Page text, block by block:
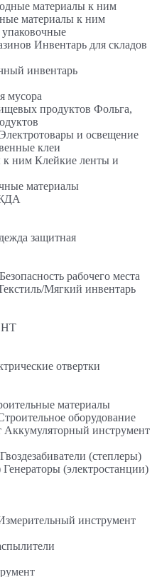
материалы к ним
Инвентарь для складов
инвентарь
мусора
Фольга,
Электротовары и освещение
клеи
Клейкие ленты и
материалы
защитная
Безопасность рабочего места
Мягкий инвентарь
отвертки
материалы
оборудование
Аккумуляторный инструмент
Гвоздезабиватели (степлеры)
Генераторы (электростанции)
инструмент